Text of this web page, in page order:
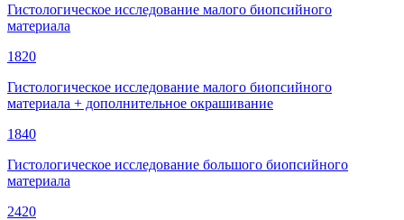
Гистологическое исследование малого биопсийного
материала
1820
Гистологическое исследование малого биопсийного
материала + дополнительное окрашивание
1840
Гистологическое исследование большого биопсийного
материала
2420